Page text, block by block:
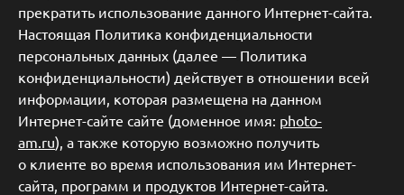
прекратить использование данного Интернет-сайта.
Настоящая Политика конфиденциальности
персональных данных (далее — Политика
конфиденциальности) действует в отношении всей
информации, которая размещена на данном
Интернет-сайте сайте (доменное имя: photo-
am.ru), а также которую возможно получить
о клиенте во время использования им Интернет-
сайта, программ и продуктов Интернет-сайта.